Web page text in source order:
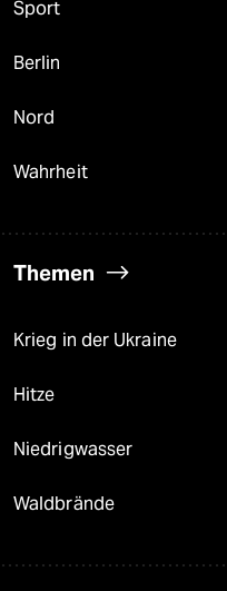
Sport
Berlin
Nord
Wahrheit
Themen
Krieg in der Ukraine
Hitze
Niedrigwasser
Waldbrände